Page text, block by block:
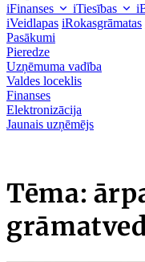
iFinanses iTiesības
iVeidlapas iRokasgrāmatas
Pasākumi
Pieredze
Uzņēmuma vadība
Valdes loceklis
Finanses
Elektronizācija
Jaunais uzņēmējs
Tēma: